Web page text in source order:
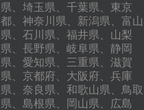
県、埼玉県、千葉県、東京
都、神奈川県、新潟県、富山
県、石川県、福井県、山梨
県、長野県、岐阜県、静岡
県、愛知県、三重県、滋賀
県、京都府、大阪府、兵庫
県、奈良県、和歌山県、鳥取
県、島根県、岡山県、広島